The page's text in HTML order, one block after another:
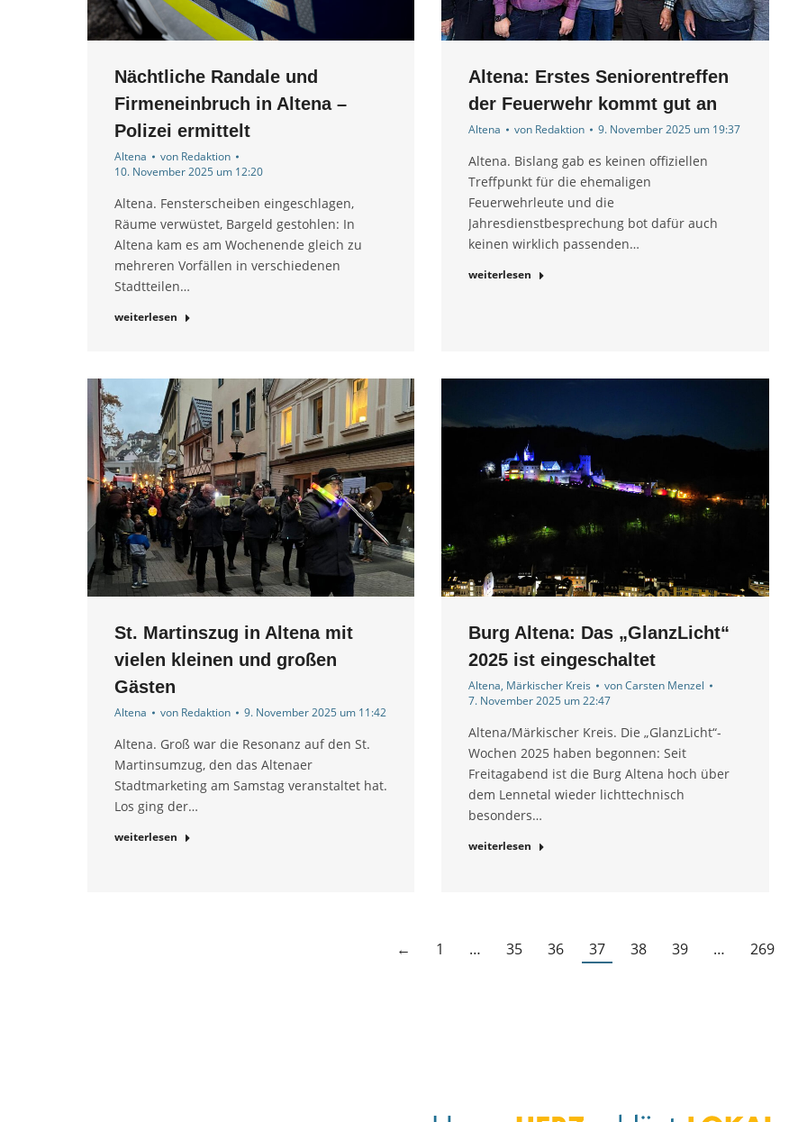
Nächtliche Randale und
Firmeneinbruch in Altena –
Polizei ermittelt
Altena von Redaktion
10. November 2025 um 12:20
Altena. Fensterscheiben eingeschlagen,
Räume verwüstet, Bargeld gestohlen: In
Altena kam es am Wochenende gleich zu
mehreren Vorfällen in verschiedenen
Stadtteilen…
weiterlesen
Altena: Erstes Seniorentreffen
der Feuerwehr kommt gut an
Altena von Redaktion 9. November 2025 um 19:37
Altena. Bislang gab es keinen offiziellen
Treffpunkt für die ehemaligen
Feuerwehrleute und die
Jahresdienstbesprechung bot dafür auch
keinen wirklich passenden…
weiterlesen
St. Martinszug in Altena mit
vielen kleinen und großen
Gästen
Altena von Redaktion 9. November 2025 um 11:42
Altena. Groß war die Resonanz auf den St.
Martinsumzug, den das Altenaer
Stadtmarketing am Samstag veranstaltet hat.
Los ging der…
weiterlesen
Burg Altena: Das „GlanzLicht“
2025 ist eingeschaltet
Altena, Märkischer Kreis vonCarsten Menzel
7. November 2025 um 22:47
Altena/Märkischer Kreis. Die „GlanzLicht“-
Wochen 2025 haben begonnen: Seit
Freitagabend ist die Burg Altena hoch über
dem Lennetal wieder lichttechnisch
besonders…
weiterlesen
← 1 … 35 36 37 38 39 … 269